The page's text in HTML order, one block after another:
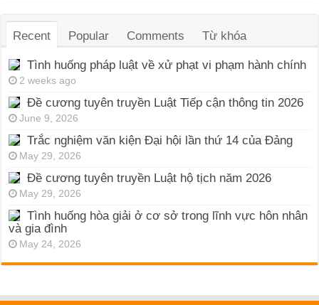
Recent Popular Comments Từ khóa
Tình huống pháp luật về xử phạt vi phạm hành chính
2 weeks ago
Đề cương tuyên truyền Luật Tiếp cận thông tin 2026
June 9, 2026
Trắc nghiệm văn kiện Đại hội lần thứ 14 của Đảng
May 29, 2026
Đề cương tuyên truyền Luật hộ tịch năm 2026
May 29, 2026
Tình huống hòa giải ở cơ sở trong lĩnh vực hôn nhân
và gia đình
May 24, 2026